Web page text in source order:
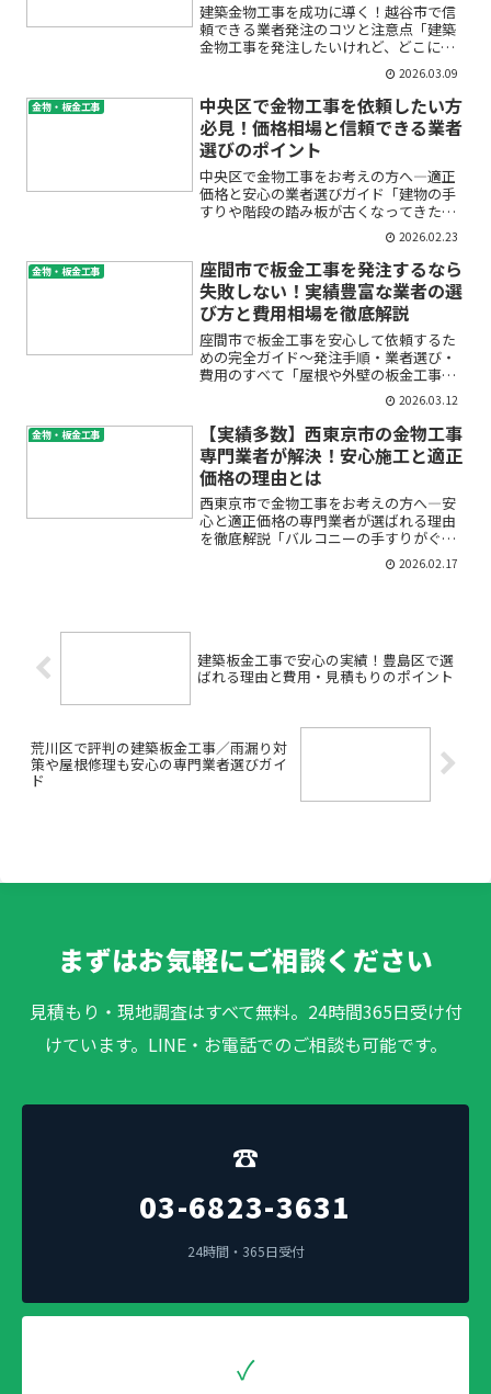
建築金物工事を成功に導く！越谷市で信
頼できる業者発注のコツと注意点「建築
金物工事を発注したいけれど、どこに頼
めばいいの？」「予算や手順、見積りの
取り方が分からなくて不安…」そんな悩
みを抱えて検索されている方も多いはず
です。特に初めての発注や...
2026.03.09
金物・板金工事
中央区で金物工事を依頼したい方
必見！価格相場と信頼できる業者
選びのポイント
中央区で金物工事をお考えの方へ―適正
価格と安心の業者選びガイド「建物の手
すりや階段の踏み板が古くなってきた」
「ドアの丁番が壊れてしまった」「ステ
ンレスパネルの加工やエクステリアのフ
ェンス取付をお願いしたい」…このよう
な悩みを持ち、中央区で金...
2026.02.23
金物・板金工事
座間市で板金工事を発注するなら
失敗しない！実績豊富な業者の選
び方と費用相場を徹底解説
座間市で板金工事を安心して依頼するた
めの完全ガイド～発注手順・業者選び・
費用のすべて「屋根や外壁の板金工事を
座間市で頼みたいけど、どの業者に依頼
すればよいか分からない」「見積もりや
工事内容に不安がある」「費用の相場が
知りたい」とお悩みの方も...
2026.03.12
金物・板金工事
【実績多数】西東京市の金物工事
専門業者が解決！安心施工と適正
価格の理由とは
西東京市で金物工事をお考えの方へ―安
心と適正価格の専門業者が選ばれる理由
を徹底解説「バルコニーの手すりがぐら
ついていて心配」「門扉の開閉がスムー
ズじゃない」「地震対策として耐震金物
2026.02.17
建築板金工事で安心の実績！豊島区で選
ばれる理由と費用・見積もりのポイント
荒川区で評判の建築板金工事／雨漏り対
策や屋根修理も安心の専門業者選びガイ
ド
まずはお気軽にご相談ください
見積もり・現地調査はすべて無料。24時間365日受け付
けています。LINE・お電話でのご相談も可能です。
☎
03-6823-3631
24時間・365日受付
✓